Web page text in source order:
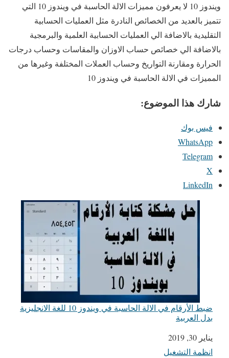
ويندوز 10 لا يعرفون مميزات الالة الحاسبة في ويندوز 10 التي
تتميز بالعديد من الخصائص النادرة مثل العمليات الحسابية
التقليدية بالاضافة الي العمليات الحسابية العلمية والبرمجية
بالاضافة الي خصائص حساب الاوزان والمقاسات وحساب درجات
الحرارة ومقارنة التواريخ وحساب العملات المختلفة وغيرها من
المميزات في الالة الحاسبة في ويندوز 10
شارك هذا الموضوع:
فيس بوك
WhatsApp
Telegram
X
LinkedIn
ضبط الأرقام في الالة الحاسبة في ويندوز 10 للغة الانجليزية
بدل العربية
التاريخ
يناير 30, 2019
في ما يتعلق بما يأتي
انظمة التشغيل